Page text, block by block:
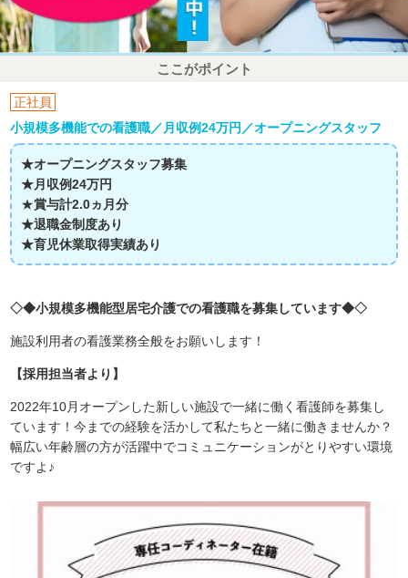
ここがポイント
正社員
小規模多機能での看護職／月収例24万円／オープニングスタッフ
★オープニングスタッフ募集
★月収例24万円
★賞与計2.0ヵ月分
★退職金制度あり
★育児休業取得実績あり
◇◆小規模多機能型居宅介護での看護職を募集しています◆◇
施設利用者の看護業務全般をお願いします！
【採用担当者より】
2022年10月オープンした新しい施設で一緒に働く看護師を募集し
ています！今までの経験を活かして私たちと一緒に働きませんか？
幅広い年齢層の方が活躍中でコミュニケーションがとりやすい環境
ですよ♪